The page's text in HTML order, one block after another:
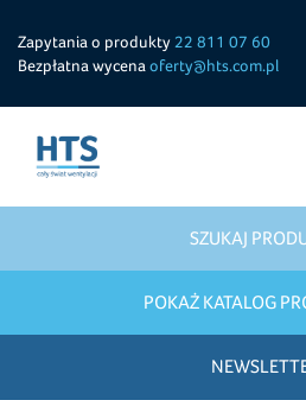
Zapytania o produkty 22 811 07 60
Bezpłatna wycena oferty@hts.com.pl
SZUKAJ
POKAŻ KATALOG